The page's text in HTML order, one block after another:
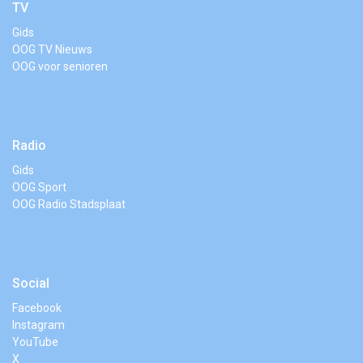
TV
Gids
OOG TV Nieuws
OOG voor senioren
Radio
Gids
OOG Sport
OOG Radio Stadsplaat
Social
Facebook
Instagram
YouTube
X